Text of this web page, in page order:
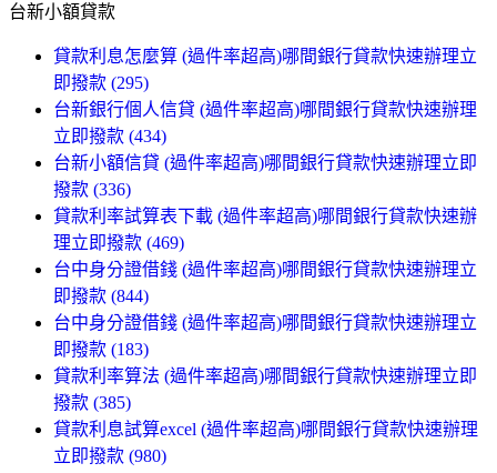
台新小額貸款
貸款利息怎麼算 (過件率超高)哪間銀行貸款快速辦理立
即撥款 (295)
台新銀行個人信貸 (過件率超高)哪間銀行貸款快速辦理
立即撥款 (434)
台新小額信貸 (過件率超高)哪間銀行貸款快速辦理立即
撥款 (336)
貸款利率試算表下載 (過件率超高)哪間銀行貸款快速辦
理立即撥款 (469)
台中身分證借錢 (過件率超高)哪間銀行貸款快速辦理立
即撥款 (844)
台中身分證借錢 (過件率超高)哪間銀行貸款快速辦理立
即撥款 (183)
貸款利率算法 (過件率超高)哪間銀行貸款快速辦理立即
撥款 (385)
貸款利息試算excel (過件率超高)哪間銀行貸款快速辦理
立即撥款 (980)